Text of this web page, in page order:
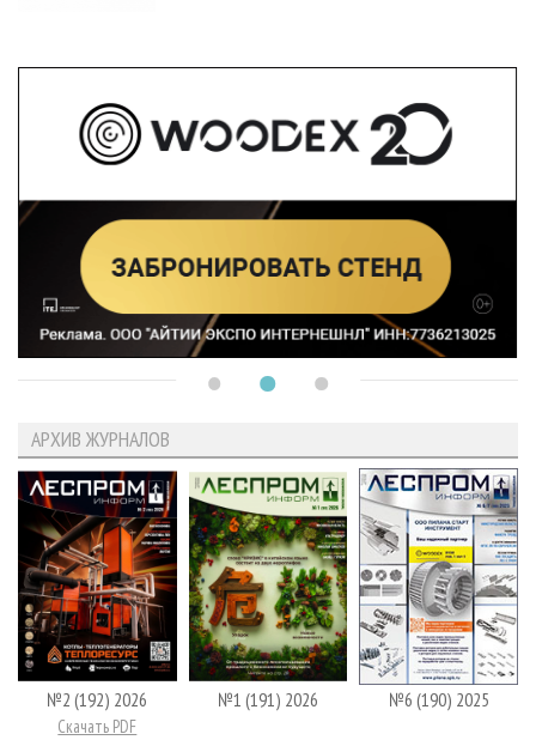
АРХИВ ЖУРНАЛОВ
№2 (192) 2026
Скачать PDF
№1 (191) 2026 №6 (190) 2025